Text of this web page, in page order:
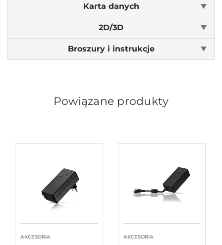
Karta danych
2D/3D
Broszury i instrukcje
Powiązane produkty
AKCESORIA AKCESORIA